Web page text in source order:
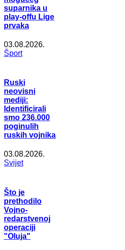
suparnika u
play-offu Lige
prvaka
03.08.2026.
Šport
Ruski
neovisni
mediji:
Identificirali
smo 236.000
poginulih
ruskih vojnika
03.08.2026.
Svijet
Što je
prethodilo
Vojno-
redarstvenoj
operaciji
"Oluja"